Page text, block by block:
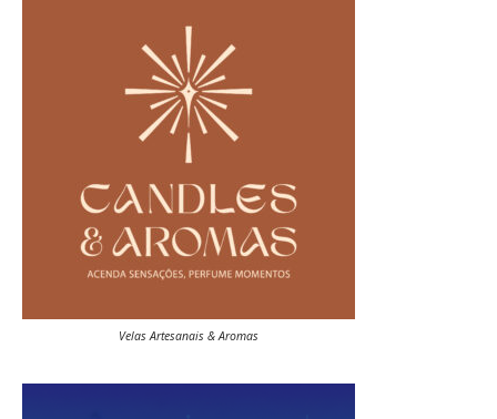
Velas Artesanais & Aromas